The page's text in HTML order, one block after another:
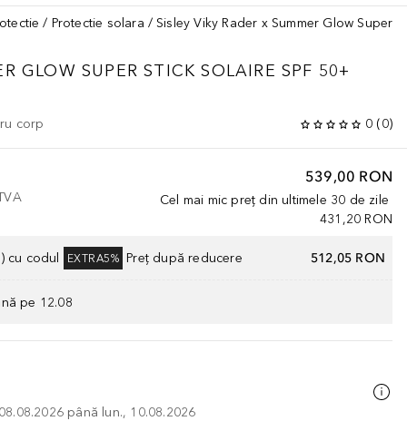
Protectie solara Sisley Viky Rader x Summer Glow Super
GLOW SUPER STICK SOLAIRE SPF 50+
corp 0 (0)
539,00 RON
Cel mai mic preț din ultimele 30 de zile
431,20 RON
cu codul EXTRA5% Preț după reducere 512,05 RON
pe 12.08
până lun., 10.08.2026